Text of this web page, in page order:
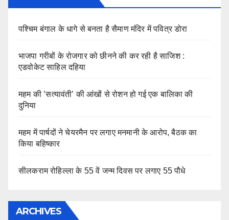
पश्चिम बंगाल के धागे से बनता है सैमाण मंदिर में पवित्र डोरा
भाजपा गरीबों के रोजगार को छीनने की कर रही है साजिश :
एडवोकेट साहिल दहिया
महम की ’सत्यावंती’ की आंखों से रोशन हो गई एक बालिका की
दुनिया
महम में पार्षदों ने चेयरमैन पर लगाए मनमानी के आरोप, बैठक का
किया बहिष्कार
सीलकराम रोहिल्ला के 55 वें जन्म दिवस पर लगाए 55 पौधे
ARCHIVES